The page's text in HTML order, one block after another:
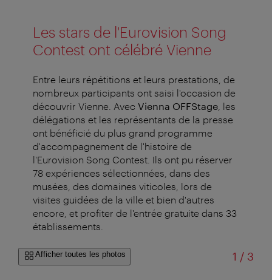
Les stars de l'Eurovision Song
Contest ont célébré Vienne
Entre leurs répétitions et leurs prestations, de
nombreux participants ont saisi l'occasion de
découvrir Vienne. Avec Vienna OFFStage , les
délégations et les représentants de la presse
ont bénéficié du plus grand programme
d'accompagnement de l'histoire de
l'Eurovision Song Contest. Ils ont pu réserver
78 expériences sélectionnées, dans des
musées, des domaines viticoles, lors de
visites guidées de la ville et bien d'autres
encore, et profiter de l'entrée gratuite dans 33
établissements.
Afficher toutes les photos 1 /sur
3